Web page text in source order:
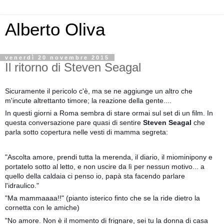
Alberto Oliva
venerdì 20 novembre 2015
Il ritorno di Steven Seagal
Sicuramente il pericolo c'è, ma se ne aggiunge un altro che
m'incute altrettanto timore; la reazione della gente....
In questi giorni a Roma sembra di stare ormai sul set di un film. In
questa conversazione pare quasi di sentire Steven Seagal che
parla sotto copertura nelle vesti di mamma segreta:
"Ascolta amore, prendi tutta la merenda, il diario, il miominipony e
portatelo sotto al letto, e non uscire da lì per nessun motivo... a
quello della caldaia ci penso io, papà sta facendo parlare
l'idraulico."
"Ma mammaaaa!!" (pianto isterico finto che se la ride dietro la
cornetta con le amiche)
"No amore. Non è il momento di frignare, sei tu la donna di casa